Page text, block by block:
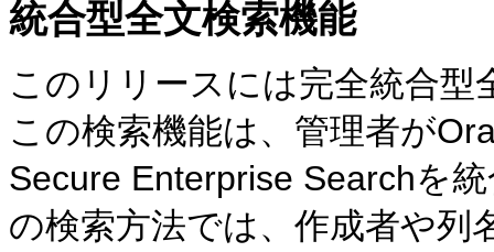
統合型全文検索機能
このリリースには完全統合
この検索機能は、管理者が
Secure Enterprise Searchを
の検索方法では、作成者や